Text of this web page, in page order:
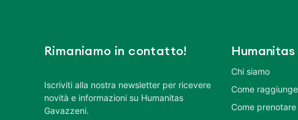
Rimaniamo in contatto!
Iscriviti alla nostra newsletter per ricevere
novità e informazioni su Humanitas
Gavazzeni.
Chi siamo
Come
Come prenotare